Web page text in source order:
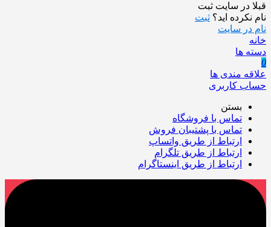
قبلا در سایت ثبت
نام نکرده اید؟ ثبت
نام در سایت
خانه
دسته ها
0
علاقه مندی ها
حساب کاربری
بستن
تماس با فروشگاه
تماس با پشتیبان فروش
ارتباط از طریق واتساپ
ارتباط از طریق تلگرام
ارتباط از طریق اینستاگرام